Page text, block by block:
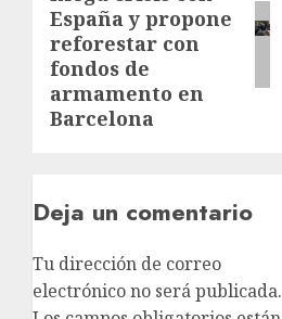
España y propone
reforestar con
fondos de
armamento en
Barcelona
Deja un comentario
Tu dirección de correo
electrónico no será publicada.